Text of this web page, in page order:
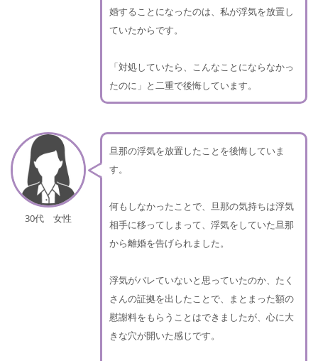
婚することになったのは、私が浮気を放置し
ていたからです。
「対処していたら、こんなことにならなかっ
たのに」と二重で後悔しています。
30代 女性
旦那の浮気を放置したことを後悔していま
す。
何もしなかったことで、旦那の気持ちは浮気
相手に移ってしまって、浮気をしていた旦那
から離婚を告げられました。
浮気がバレていないと思っていたのか、たく
さんの証拠を出したことで、まとまった額の
慰謝料をもらうことはできましたが、心に大
きな穴が開いた感じです。